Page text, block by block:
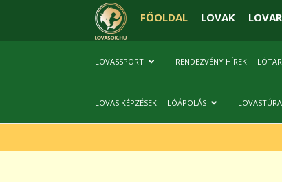
FŐOLDAL LOVAK
LOVASSPORT RENDEZVÉNY HÍREK
LOVAS KÉPZÉSEK LÓÁPOLÁS LOVASTÚRA